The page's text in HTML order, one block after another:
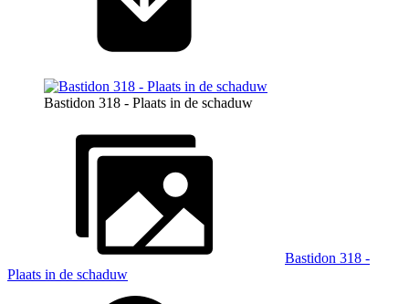
Bastidon 318 - Plaats in de schaduw
Bastidon 318 -
Plaats in de schaduw